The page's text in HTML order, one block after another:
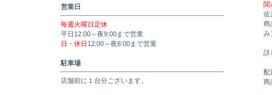
営業日
毎週火曜日定休
平日12:00～夜9:00まで営業
日・休日 12:00～夜8:00まで営業
駐車場
店舗前に１台分ございます。
関
佐
商
み
詳
配
商